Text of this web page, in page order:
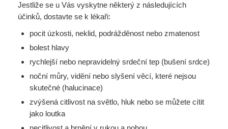
Jestliže se u Vás vyskytne některý z následujících
účinků, dostavte se k lékaři:
pocit úzkosti, neklid, podrážděnost nebo zmatenost
bolest hlavy
rychlejší nebo nepravidelný srdeční tep (bušení srdce)
noční můry, vidění nebo slyšení věcí, které nejsou
skutečné (halucinace)
zvýšená citlivost na světlo, hluk nebo se můžete cítit
jako loutka